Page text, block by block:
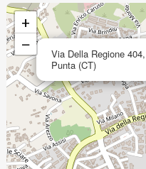
Via Della Regione
Punta (CT)
+
−